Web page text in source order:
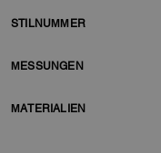
STILNUMMER
MESSUNGEN
MATERIALIEN